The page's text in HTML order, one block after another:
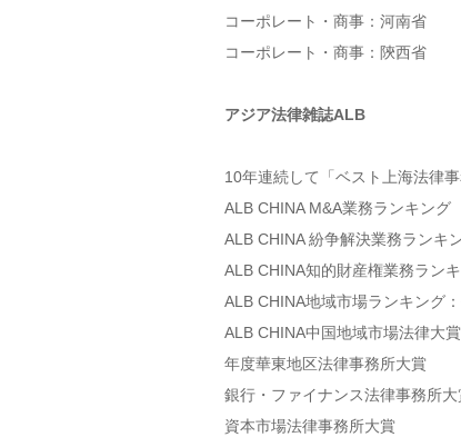
コーポレート・商事：河南省
コーポレート・商事：陝西省
アジア法律雑誌ALB
10年連続して「ベスト上海法律
ALB CHINA M&A業務ランキング
ALB CHINA 紛争解決業務ランキ
ALB CHINA知的財産権業務ラン
ALB CHINA地域市場ランキング
ALB CHINA中国地域市場法律大
年度華東地区法律事務所大賞
銀行・ファイナンス法律事務所大
資本市場法律事務所大賞